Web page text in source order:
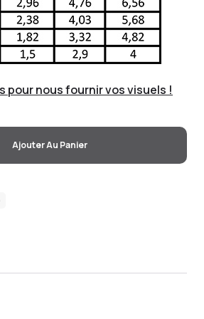
nous fournir vos visuels !
Ajouter Au Panier